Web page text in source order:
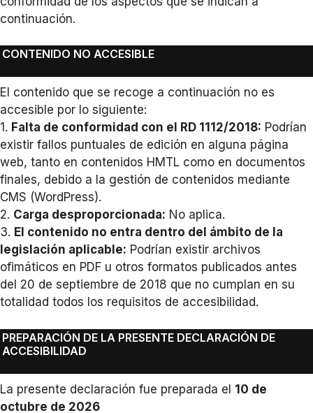
continuación.
CONTENIDO NO ACCESIBLE
El contenido que se recoge a continuación no es
accesible por lo siguiente:
1. Falta de conformidad con el RD 1112/2018: Podrían
existir fallos puntuales de edición en alguna página
web, tanto en contenidos HMTL como en documentos
finales, debido a la gestión de contenidos mediante
CMS (WordPress).
2. Carga desproporcionada: No aplica.
3. El contenido no entra dentro del ámbito de la
legislación aplicable: Podrían existir archivos
ofimáticos en PDF u otros formatos publicados antes
del 20 de septiembre de 2018 que no cumplan en su
totalidad todos los requisitos de accesibilidad.
PREPARACIÓN DE LA PRESENTE DECLARACIÓN DE
ACCESIBILIDAD
La presente declaración fue preparada el 10 de
octubre de 2026